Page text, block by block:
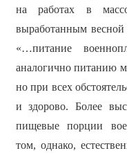
на работах в
выработанным
«…питание
аналогично питанию
но при всех
и здорово. Более
пищевые порции
том, однако,